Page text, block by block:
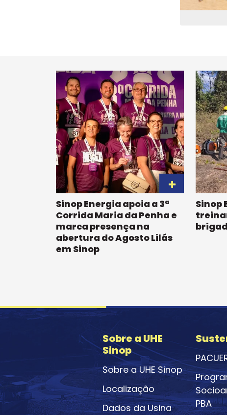
Sinop Energia apoia a 3ª
Corrida Maria da Penha e
marca presença na
abertura do Agosto Lilás
em Sinop
Sinop
Sobre a UHE
Sinop
Sobre a UHE Sinop
Localização
Dados da Usina
PBA